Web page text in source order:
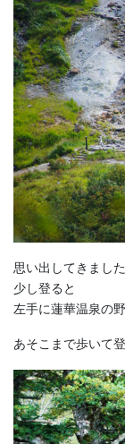
思い出してきました
少し登ると
左手に蓮華温泉の
あそこまで歩いて